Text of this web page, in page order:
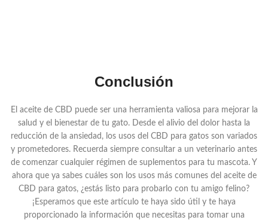
Conclusión
El aceite de CBD puede ser una herramienta valiosa para mejorar la
salud y el bienestar de tu gato. Desde el alivio del dolor hasta la
reducción de la ansiedad, los usos del CBD para gatos son variados
y prometedores. Recuerda siempre consultar a un veterinario antes
de comenzar cualquier régimen de suplementos para tu mascota. Y
ahora que ya sabes cuáles son los usos más comunes del aceite de
CBD para gatos, ¿estás listo para probarlo con tu amigo felino?
¡Esperamos que este artículo te haya sido útil y te haya
proporcionado la información que necesitas para tomar una